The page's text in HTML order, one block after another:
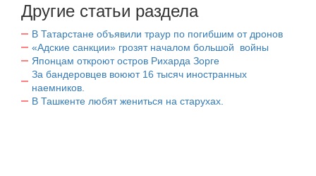
Другие статьи раздела
В Татарстане объявили траур по погибшим от дронов
«Адские санкции» грозят началом большой войны
Японцам откроют остров Рихарда Зорге
За бандеровцев воюют 16 тысяч иностранных
наемников.
В Ташкенте любят жениться на старухах.